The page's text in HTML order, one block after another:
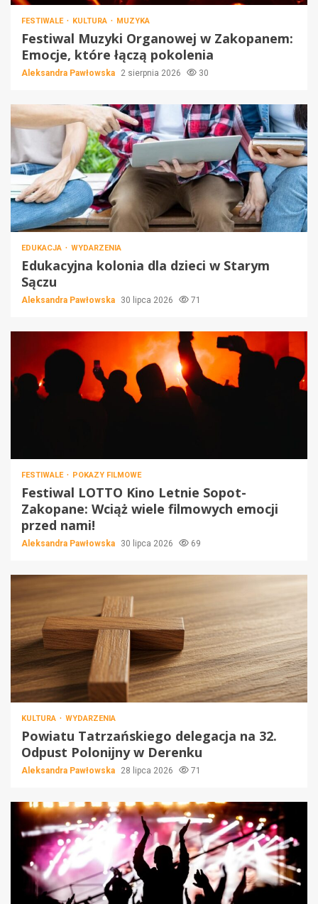
FESTIWALE KULTURA MUZYKA
Festiwal Muzyki Organowej w Zakopanem:
Emocje, które łączą pokolenia
Aleksandra Pawłowska 2 sierpnia 2026 30
EDUKACJA WYDARZENIA
Edukacyjna kolonia dla dzieci w Starym
Sączu
Aleksandra Pawłowska 30 lipca 2026 71
FESTIWALE POKAZY FILMOWE
Festiwal LOTTO Kino Letnie Sopot-
Zakopane: Wciąż wiele filmowych emocji
przed nami!
Aleksandra Pawłowska 30 lipca 2026 69
KULTURA WYDARZENIA
Powiatu Tatrzańskiego delegacja na 32.
Odpust Polonijny w Derenku
Aleksandra Pawłowska 28 lipca 2026 71